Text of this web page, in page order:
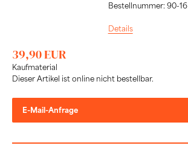
Bestellnummer: 90-16
Details
39,90 EUR
Kaufmaterial
Dieser Artikel ist online nicht bestellbar.
E-Mail-Anfrage